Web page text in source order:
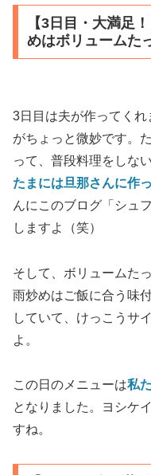
【3日目・大満足
めはボリュームた
3日目は夫が作ってく
がちょっと微妙です。
って、普段料理をしな
たまには旦那さんに作
んにこのブログ「シュ
しますよ（笑）
そして、ボリュームた
雨炒めはご飯に合う味
していて、けっこうサ
よ。
この日のメニューは私
となりました。ヨシケ
すね。